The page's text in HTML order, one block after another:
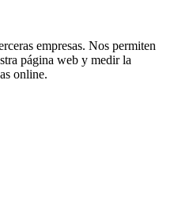
empresas. Nos permiten
página web y medir la
online.